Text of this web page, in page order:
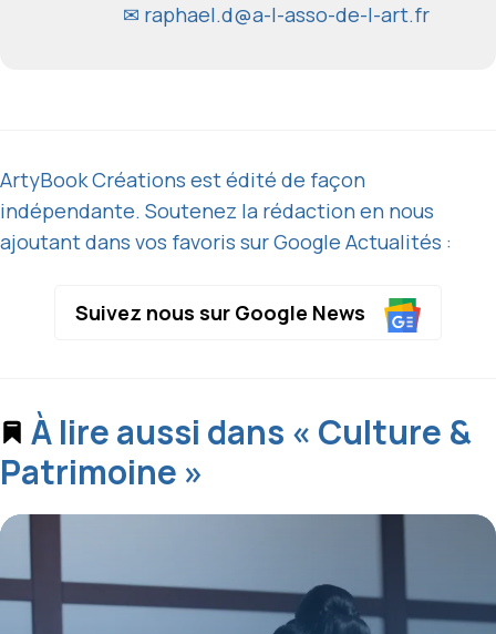
✉ raphael.d@a-l-asso-de-l-art.fr
ArtyBook Créations est édité de façon
indépendante. Soutenez la rédaction en nous
ajoutant dans vos favoris sur Google Actualités :
Suivez nous sur Google News
À lire aussi dans « Culture &
Patrimoine »